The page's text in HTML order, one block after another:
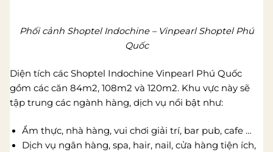
Phối cảnh Shoptel Indochine – Vinpearl Shoptel Phú
Quốc
Diện tích các Shoptel Indochine Vinpearl Phú Quốc
gồm các căn 84m2, 108m2 và 120m2. Khu vực này sẽ
tập trung các ngành hàng, dịch vụ nổi bật như:
Ẩm thực, nhà hàng, vui chơi giải trí, bar pub, cafe …
Dịch vụ ngân hàng, spa, hair, nail, cửa hàng tiện ích,